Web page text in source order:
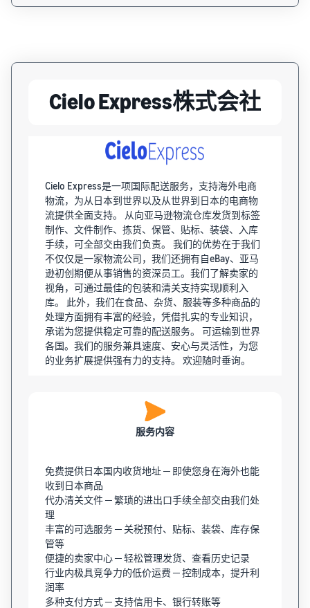
Cielo Express株式会社
Cielo Express是一项国际配送服务，支持海外电商
物流，为从日本到世界以及从世界到日本的电商物
流提供全面支持。 从向亚马逊物流仓库发货到标签
制作、文件制作、拣货、保管、贴标、装袋、入库
手续，可全部交由我们负责。 我们的优势在于我们
不仅仅是一家物流公司，我们还拥有自eBay、亚马
逊初创期便从事销售的资深员工。我们了解卖家的
视角，可通过最佳的包装和清关支持实现顺利入
库。 此外，我们在食品、杂货、服装等多种商品的
处理方面拥有丰富的经验，凭借扎实的专业知识，
承诺为您提供稳定可靠的配送服务。 可运输到世界
各国。我们的服务兼具速度、安心与灵活性，为您
的业务扩展提供强有力的支持。 欢迎随时垂询。
服务内容
免费提供日本国内收货地址 ─ 即使您身在海外也能
收到日本商品
代办清关文件 ─ 繁琐的进出口手续全部交由我们处
理
丰富的可选服务 ─ 关税预付、贴标、装袋、库存保
管等
便捷的卖家中心 ─ 轻松管理发货、查看历史记录
行业内极具竞争力的低价运费 ─ 控制成本，提升利
润率
多种支付方式 ─ 支持信用卡、银行转账等